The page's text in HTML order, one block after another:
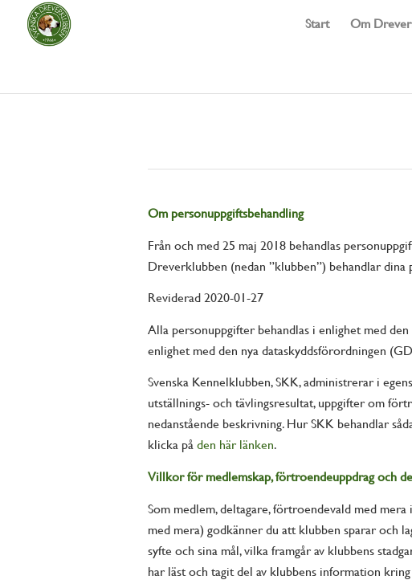
Start Om
Om personuppgiftsbehandling
Från och med 25 maj 2018 behandlas
Dreverklubben (nedan ”klubben”) behandlar dina
Reviderad 2020-01-27
Alla personuppgifter behandlas i enlighet med
enlighet med den nya dataskyddsförordningen
Svenska Kennelklubben, SKK, administrerar i
utställnings- och tävlingsresultat, uppgifter om
nedanstående beskrivning. Hur SKK behandlar
klicka påden här länken.
Villkor för medlemskap, förtroendeuppdrag och
Som medlem, deltagare, förtroendevald med
med mera) godkänner du att klubben sparar och
syfte och sina mål, vilka framgår av klubbens
har läst och tagit del av klubbens information